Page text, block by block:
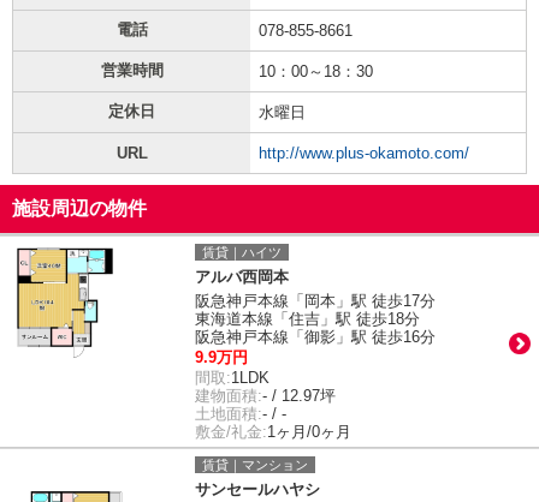
電話 078-855-8661
営業時間 10：00～18：30
定休日 水曜日
URL http://www.plus-okamoto.com/
施設周辺の物件
賃貸｜ハイツ
アルバ西岡本
阪急神戸本線「岡本」駅 徒歩17分
東海道本線「住吉」駅 徒歩18分
阪急神戸本線「御影」駅 徒歩16分
9.9万円
間取:1LDK
建物面積:- / 12.97坪
土地面積:- / -
敷金/礼金:1ヶ月/0ヶ月
賃貸｜マンション
サンセールハヤシ